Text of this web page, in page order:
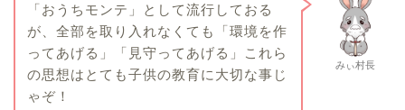
みぃ村長
「おうちモンテ」として流行しておる
が、全部を取り入れなくても「環境を作
ってあげる」「見守ってあげる」これら
の思想はとても子供の教育に大切な事じ
ゃぞ！